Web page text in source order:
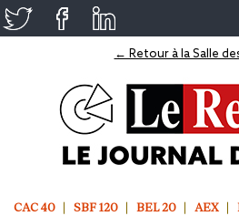
← Retour à la Salle
CAC 40 SBF 120 BEL 20 AEX